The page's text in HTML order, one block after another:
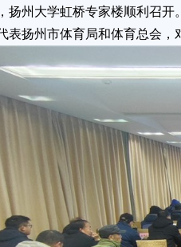
扬州大学虹桥专家楼顺利召
表扬州市体育局和体育总会，